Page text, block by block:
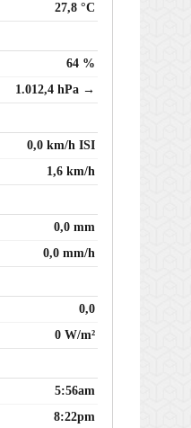
27,8 °C
64 %
1.012,4 hPa →
0,0 km/h ISI
1,6 km/h
0,0 mm
0,0 mm/h
0,0
0 W/m²
5:56am
8:22pm